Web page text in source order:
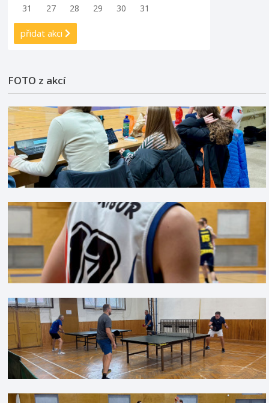
31
27 28 29 30 31
přidat akci
FOTO z akcí